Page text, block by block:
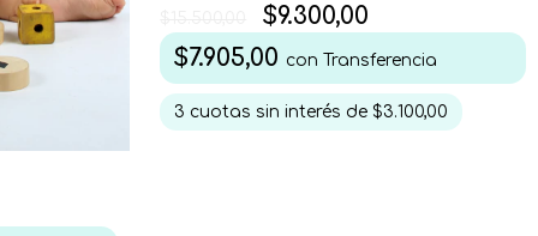
$9.300,00
$7.905,00 con Transferencia
3 cuotas sin interés de $3.100,00